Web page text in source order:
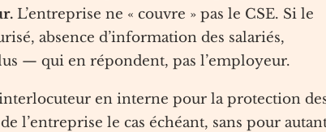
L’entreprise ne « couvre » pas le CSE. Si le
absence d’information des salariés,
— qui en répondent, pas l’employeur.
en interne pour la protection
de l’entreprise le cas échéant, sans pour